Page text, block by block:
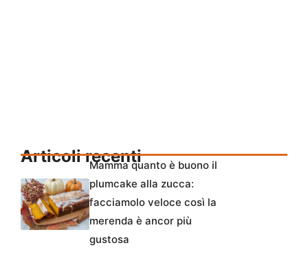
Articoli recentiMamma quanto è buono il
plumcake alla zucca:
facciamolo veloce così la
merenda è ancor più
gustosa